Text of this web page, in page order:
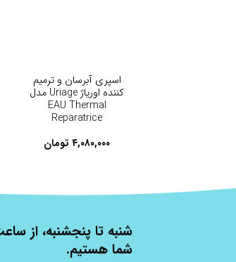
اسپری آبرسان و ترمیم
کننده اوریاژ Uriage مدل
EAU Thermal
Reparatrice
۴,۰۸۰,۰۰۰ تومان
شما هستیم.